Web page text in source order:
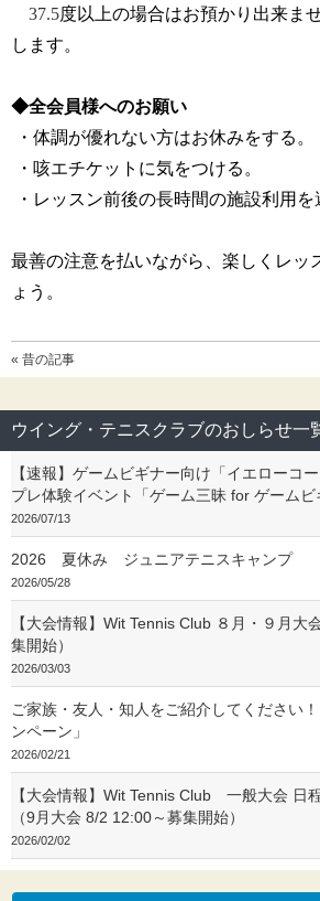
37.5度以上の場合はお預かり出来ま
します。
◆全会員様へのお願い
・体調が優れない方はお休みをする。
・咳エチケットに気をつける。
・レッスン前後の長時間の施設利用を
最善の注意を払いながら、楽しくレッ
ょう。
« 昔の記事
ウイング・テニスクラブのおしらせ一
【速報】ゲームビギナー向け「イエローコ
プレ体験イベント「ゲーム三昧 for ゲーム
2026/07/13
2026 夏休み ジュニアテニスキャンプ
2026/05/28
【大会情報】Wit Tennis Club ８月・９月大
集開始）
2026/03/03
ご家族・友人・知人をご紹介してください
ンペーン」
2026/02/21
【大会情報】Wit Tennis Club 一般大会
（9月大会 8/2 12:00～募集開始）
2026/02/02